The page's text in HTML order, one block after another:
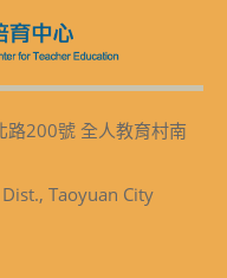
200號 全人教育村南
Taoyuan City